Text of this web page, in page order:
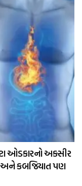
અકસીર
અને કબજિયાત પણ